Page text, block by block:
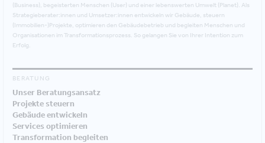
(Business), begeisterten Menschen (User) und einer lebenswerten Umwelt (Planet). Als
Strategieberater:innen und Umsetzer:innen entwickeln wir Gebäude, steuern
(Immobilien-)Projekte, optimieren den Gebäudebetrieb und begleiten Menschen und
Organisationen im Transformationsprozess. So gelangen Sie von Ihrer Intention zum
Erfolg.
BERATUNG
Unser Beratungsansatz
Projekte steuern
Gebäude entwickeln
Services optimieren
Transformation begleiten